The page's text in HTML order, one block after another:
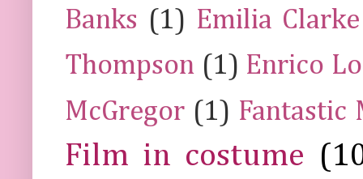
Banks (1) Emilia Clarke
Thompson (1) Enrico
McGregor (1) Fantastic
Film in costume